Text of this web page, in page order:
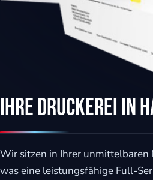
Ihre Druckerei in
Wir sitzen in Ihrer unmittelbaren
was eine leistungsfähige Full-